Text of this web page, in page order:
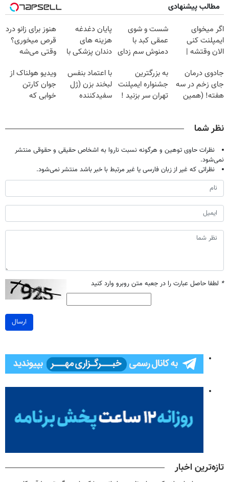
مطالب پیشنهادی
اگر میخوای
ایمپلنت کنی
الان وقتشه |
میلیون تومان!!!
شست و شوی
عمقی کبد با
دمنوش سم زدای
پایان دغدغه
هزینه های
دندان پزشکی با
خانگی
هنوز برای زانو درد
قرص میخوری؟
وقتی می‌شه
درمانش کرد؟؟؟؟
جادوی درمان
جای زخم در سه
هفته! (همین
به بزرگترین
جشنواره ایمپلنت
تهران سر بزنید !
با اعتماد بنفس
لبخند بزن (ژل
سفیدکننده
ویدیو هولناک از
جوان کارتن
خوابی که
نظر شما
نظرات حاوی توهین و هرگونه نسبت ناروا به اشخاص حقیقی و حقوقی منتشر
نمی‌شود.
نظراتی که غیر از زبان فارسی یا غیر مرتبط با خبر باشد منتشر نمی‌شود.
* لطفا حاصل عبارت را در جعبه متن روبرو وارد کنید
ارسال
تازه‌ترین اخبار